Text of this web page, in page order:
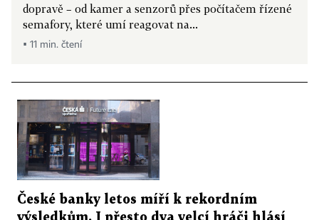
dopravě – od kamer a senzorů přes počítačem řízené
semafory, které umí reagovat na...
▪ 11 min. čtení
České banky letos míří k rekordním
výsledkům. I přesto dva velcí hráči hlásí